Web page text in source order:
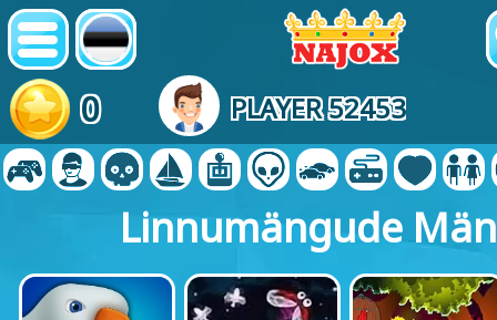
0 PLAYER 52453
Linnumängude